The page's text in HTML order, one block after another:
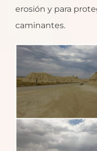
erosión y para
caminantes.